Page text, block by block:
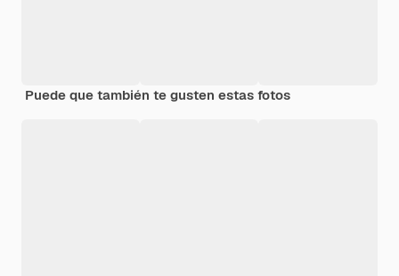
Puede que también te gusten estas fotos